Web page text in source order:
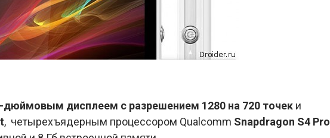
дюймовым дисплеем с разрешением 1280 на 720 точеки
, четырехъядерным процессором Qualcomm Snapdragon S4 Pro